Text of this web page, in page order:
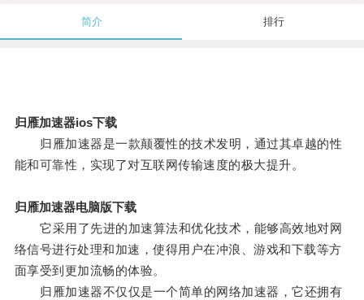
简介 排行
归雁加速器ios下载
归雁加速器是一款颠覆性的技术发明，通过其卓越的性
能和可靠性，实现了对互联网传输速度的极大提升。
归雁加速器电脑版下载
它采用了先进的加速算法和优化技术，能够高效地对网
络信号进行处理和加速，使得用户在冲浪、游戏和下载等方
面享受到更加流畅的体验。
归雁加速器不仅仅是一个简单的网络加速器，它还拥有